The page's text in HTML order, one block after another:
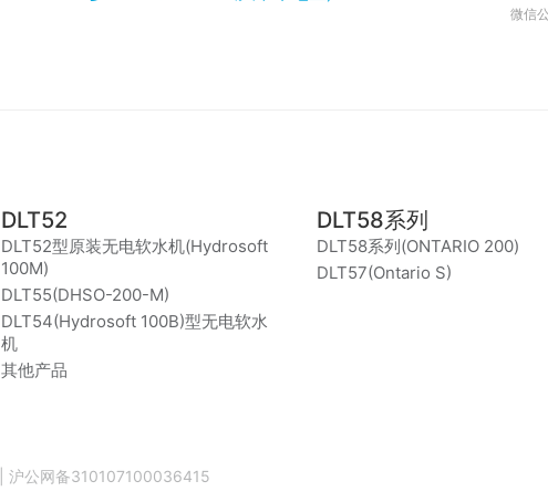
微信
DLT52
DLT52型原装无电软水机(Hydrosoft
100M)
DLT55(DHSO-200-M)
DLT54(Hydrosoft 100B)型无电软水
机
其他产品
DLT58系列
DLT58系列(ONTARIO 200)
DLT57(Ontario S)
沪公网备310107100036415